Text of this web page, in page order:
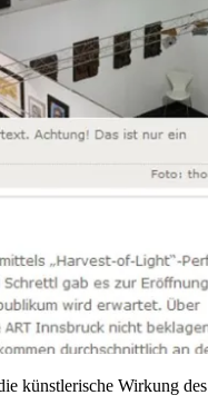
künstlerische Wirkung des